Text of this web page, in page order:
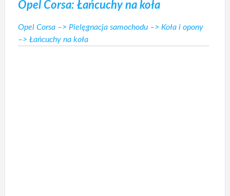
Opel Corsa: Łańcuchy na koła
Opel Corsa –> Pielęgnacja samochodu –> Koła i opony
–> Łańcuchy na koła